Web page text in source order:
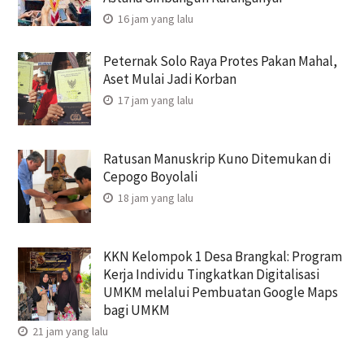
16 jam yang lalu
Peternak Solo Raya Protes Pakan Mahal,
Aset Mulai Jadi Korban
17 jam yang lalu
Ratusan Manuskrip Kuno Ditemukan di
Cepogo Boyolali
18 jam yang lalu
KKN Kelompok 1 Desa Brangkal: Program
Kerja Individu Tingkatkan Digitalisasi
UMKM melalui Pembuatan Google Maps
bagi UMKM
21 jam yang lalu